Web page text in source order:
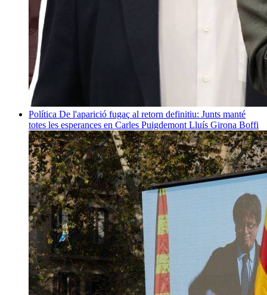
Política De l'aparició fugaç al retorn definitiu: Junts manté
totes les esperances en Carles Puigdemont Lluís Girona Boffi